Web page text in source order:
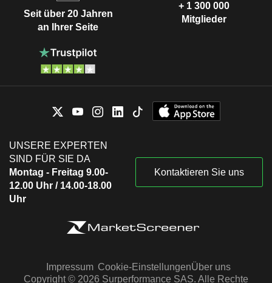
Seit über 20 Jahren
an Ihrer Seite
+ 1 300 000
Mitglieder
UNSERE EXPERTEN
SIND FÜR SIE DA
Montag - Freitag 9.00-
12.00 Uhr / 14.00-18.00
Uhr
Kontaktieren Sie uns
Impressum Cookie-EinstellungenÜber uns
Copyright © 2026 Surperformance SAS. Alle Rechte